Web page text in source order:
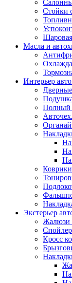
Стойки
Масла и
Интерьер
Полный
Экстерьер
Жалюзи
Кросс